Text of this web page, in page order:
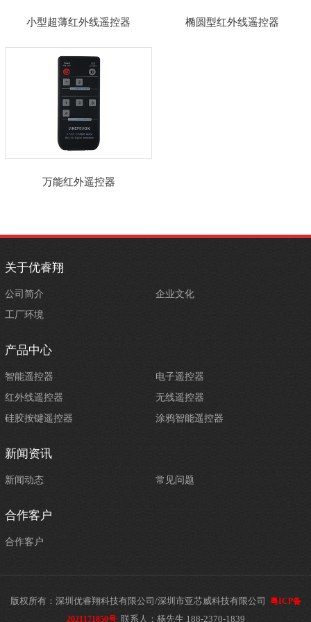
小型超薄红外线遥控器 椭圆型红外线遥控器
万能红外遥控器
关于优睿翔
公司简介
企业文化
工厂环境
产品中心
智能遥控器
电子遥控器
红外线遥控器
无线遥控器
硅胶按键遥控器
涂鸦智能遥控器
新闻资讯
新闻动态 常见问题
合作客户
合作客户
版权所有：深圳优睿翔科技有限公司/深圳市亚芯威科技有限公司 粤ICP备
2021171850号联系人：杨先生 188-2370-1839